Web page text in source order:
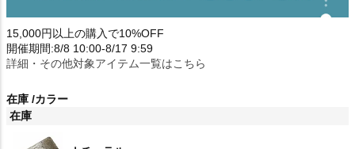
15,000円以上の購入で10%OFF
開催期間:8/8 10:00-8/17 9:59
詳細・その他対象アイテム一覧はこちら
在庫 カラー
在庫